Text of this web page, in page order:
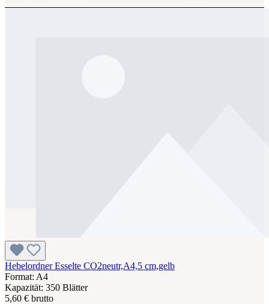
Hebelordner Esselte CO2neutr,A4,5 cm,gelb
Format: A4
Kapazität: 350 Blätter
5,60 € brutto